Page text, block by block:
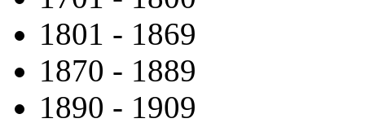
1801 -­ 1869
1870 -­ 1889
1890 -­ 1909